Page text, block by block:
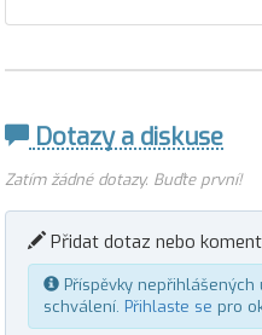
Dotazy a diskuse
Zatím žádné dotazy. Buďte první!
Přidat dotaz nebo
Příspěvky
schválení. Přihlaste se pro